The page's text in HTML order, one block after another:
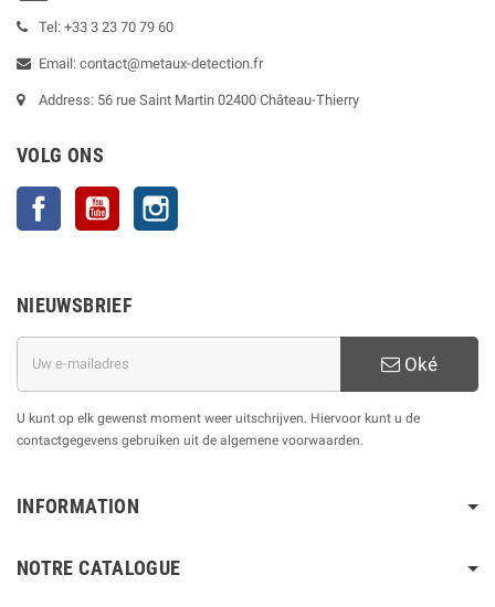
Tel: +33 3 23 70 79 60
Email: contact@metaux-detection.fr
Address: 56 rue Saint Martin 02400 Château-Thierry
VOLG ONS
Facebook YouTube
NIEUWSBRIEF
Oké
U kunt op elk gewenst moment weer uitschrijven. Hiervoor kunt u de
contactgegevens gebruiken uit de algemene voorwaarden.
INFORMATION
NOTRE CATALOGUE